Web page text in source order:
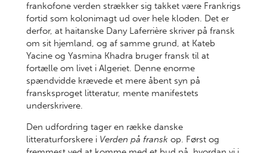
frankofone verden strækker sig takket være Frankrigs
fortid som kolonimagt ud over hele kloden. Det er
derfor, at haitanske Dany Laferrière skriver på fransk
om sit hjemland, og af samme grund, at Kateb
Yacine og Yasmina Khadra bruger fransk til at
fortælle om livet i Algeriet. Denne enorme
spændvidde krævede et mere åbent syn på
fransksproget litteratur, mente manifestets
underskrivere.
Den udfordring tager en række danske
litteraturforskere i Verden på fransk op. Først og